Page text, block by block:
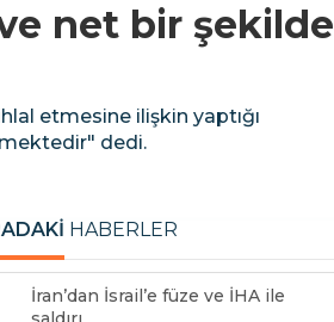
net bir şekilde
etmesine ilişkin yaptığı
dedi.
HABERLER
İran’dan İsrail’e füze ve İHA ile